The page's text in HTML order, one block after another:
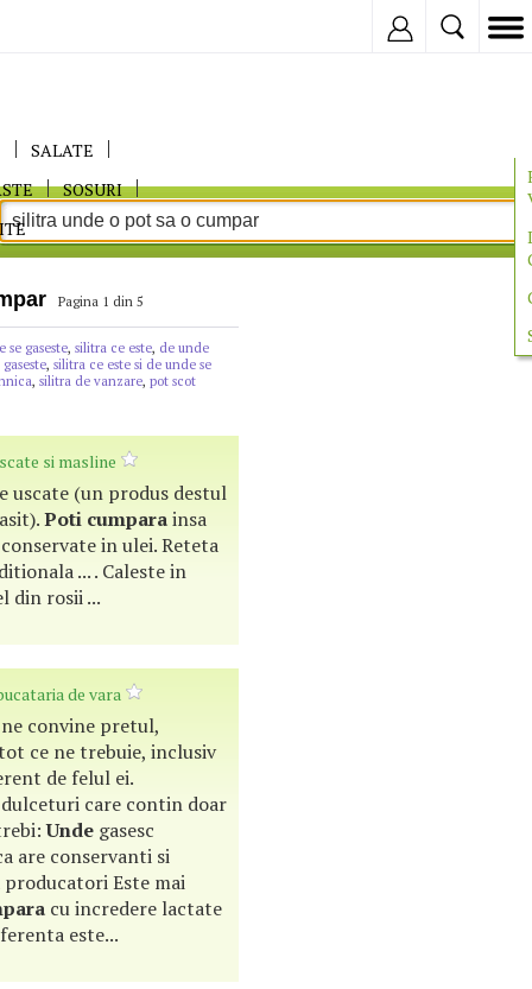
SALATE
SOSURI
Pagina 1 din 5
se gaseste, silitra ce este, de unde
, silitra ce este si de unde se
, silitra de vanzare, pot scot
si masline
uscate (un produs destul
Poti cumparainsa
in ulei. Reteta
... . Caleste in
din rosii ...
de vara
convine pretul,
ce ne trebuie, inclusiv
de felul ei.
care contin doar
Unde gasesc
are conservanti si
Este mai
cu incredere lactate
este...